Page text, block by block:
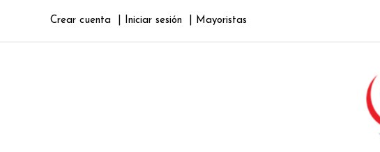
Crear cuenta Iniciar sesión Mayoristas